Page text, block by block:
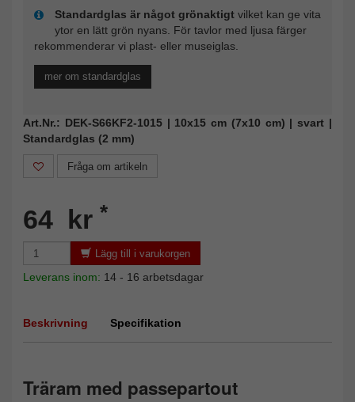
Standardglas är något grönaktigt vilket kan ge vita
ytor en lätt grön nyans. För tavlor med ljusa färger
rekommenderar vi plast- eller museiglas.
mer om standardglas
Art.Nr.: DEK-S66KF2-1015 | 10x15 cm (7x10 cm) | svart |
Standardglas (2 mm)
Fråga om artikeln
64 kr *
Lägg till i varukorgen
Leverans inom: 14 - 16 arbetsdagar
Beskrivning Specifikation
Träram med passepartout